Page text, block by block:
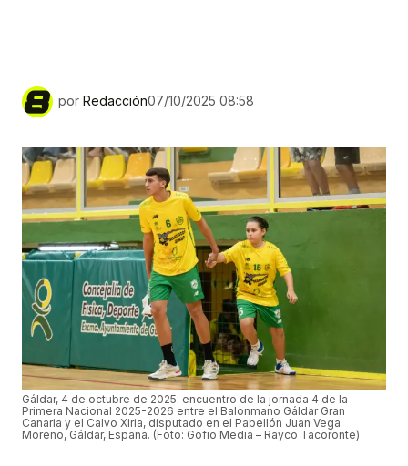
por Redacción07/10/2025 08:58
Gáldar, 4 de octubre de 2025: encuentro de la jornada 4 de la
Primera Nacional 2025-2026 entre el Balonmano Gáldar Gran
Canaria y el Calvo Xiria, disputado en el Pabellón Juan Vega
Moreno, Gáldar, España. (Foto: Gofio Media – Rayco Tacoronte)